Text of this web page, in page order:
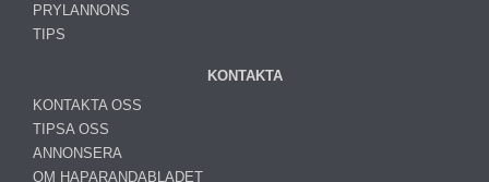
PRYLANNONS
TIPS
KONTAKTA
KONTAKTA OSS
TIPSA OSS
ANNONSERA
OM HAPARANDABLADET